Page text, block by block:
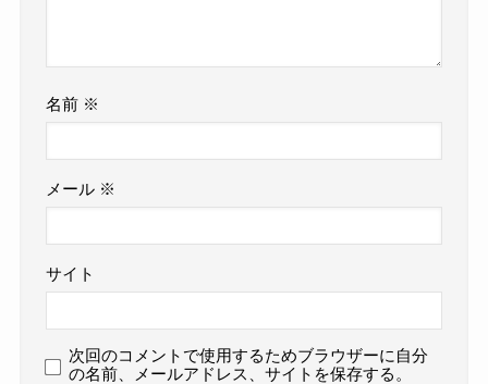
名前 ※
メール ※
サイト
次回のコメントで使用するためブラウザーに自分
の名前、メールアドレス、サイトを保存する。